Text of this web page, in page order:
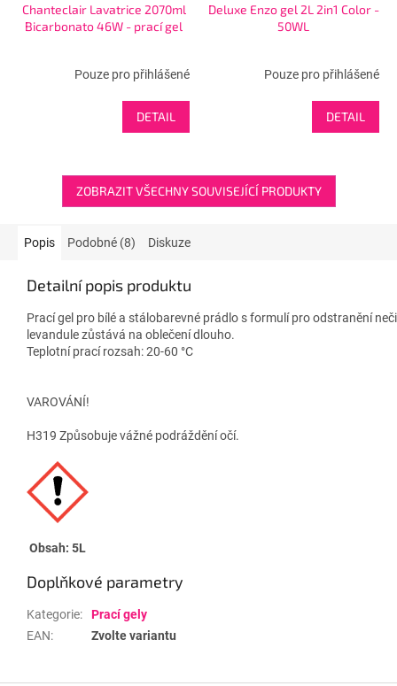
Chanteclair Lavatrice 2070ml
Bicarbonato 46W - prací gel
Pouze pro přihlášené
DETAIL
Deluxe Enzo gel 2L 2in1 Color -
50WL
Pouze pro přihlášené
DETAIL
ZOBRAZIT VŠECHNY SOUVISEJÍCÍ PRODUKTY
Popis Podobné (8) Diskuze
Detailní popis produktu
Prací gel pro bílé a stálobarevné prádlo s formulí pro odstranění
levandule zůstává na oblečení dlouho.
Teplotní prací rozsah: 20-60 °C
VAROVÁNÍ!
H319 Způsobuje vážné podráždění očí.
Obsah: 5L
Doplňkové parametry
Kategorie:
Prací gely
EAN: Zvolte variantu